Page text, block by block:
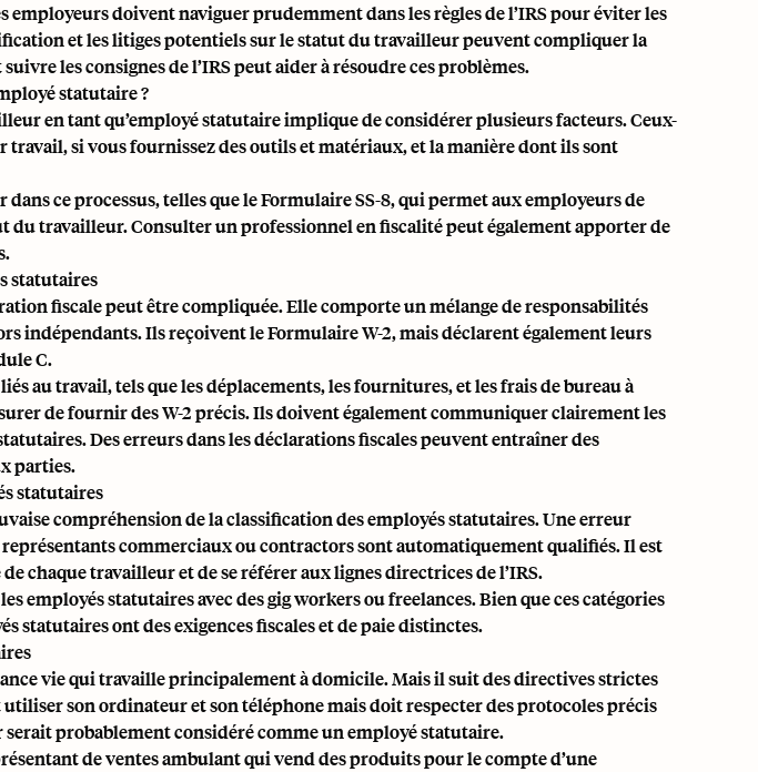
employeurs doivent naviguer prudemment dans les règles de l’IRS pour éviter les
et les litiges potentiels sur le statut du travailleur peuvent compliquer la
les consignes de l’IRS peut aider à résoudre ces problèmes.
statutaire ?
en tant qu’employé statutaire implique de considérer plusieurs facteurs. Ceux-
si vous fournissez des outils et matériaux, et la manière dont ils sont
ce processus, telles que le Formulaire SS-8, qui permet aux employeurs de
travailleur. Consulter un professionnel en fiscalité peut également apporter de
statutaires
fiscale peut être compliquée. Elle comporte un mélange de responsabilités
indépendants. Ils reçoivent le Formulaire W-2, mais déclarent également leurs
C.
au travail, tels que les déplacements, les fournitures, et les frais de bureau à
de fournir desW-2 précis. Ils doivent également communiquer clairement les
Des erreurs dans les déclarations fiscales peuvent entraîner des
parties.
statutaires
compréhension de la classification des employés statutaires. Une erreur
représentants commerciaux ou contractors sont automatiquement qualifiés. Il est
chaque travailleur et de se référer aux lignes directrices de l’IRS.
employés statutaires avec des gig workers ou freelances. Bien que ces catégories
statutaires ont des exigences fiscales et de paie distinctes.
vie qui travaille principalement à domicile. Mais il suit des directives strictes
son ordinateur et son téléphone mais doit respecter des protocoles précis
probablement considéré comme un employé statutaire.
de ventes ambulant qui vend des produits pour le compte d’une